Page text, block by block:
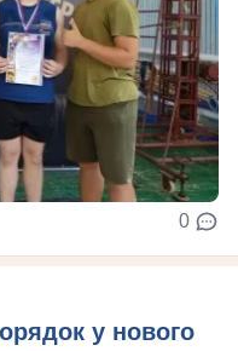
0
у нового